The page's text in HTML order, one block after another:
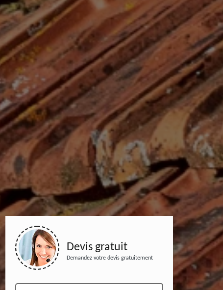
Devis gratuit
Demandez votre devis gratuitement